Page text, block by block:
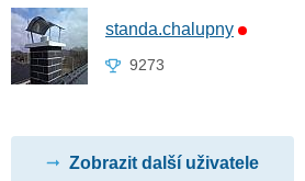
standa.chalupny
9273
Zobrazit další uživatele